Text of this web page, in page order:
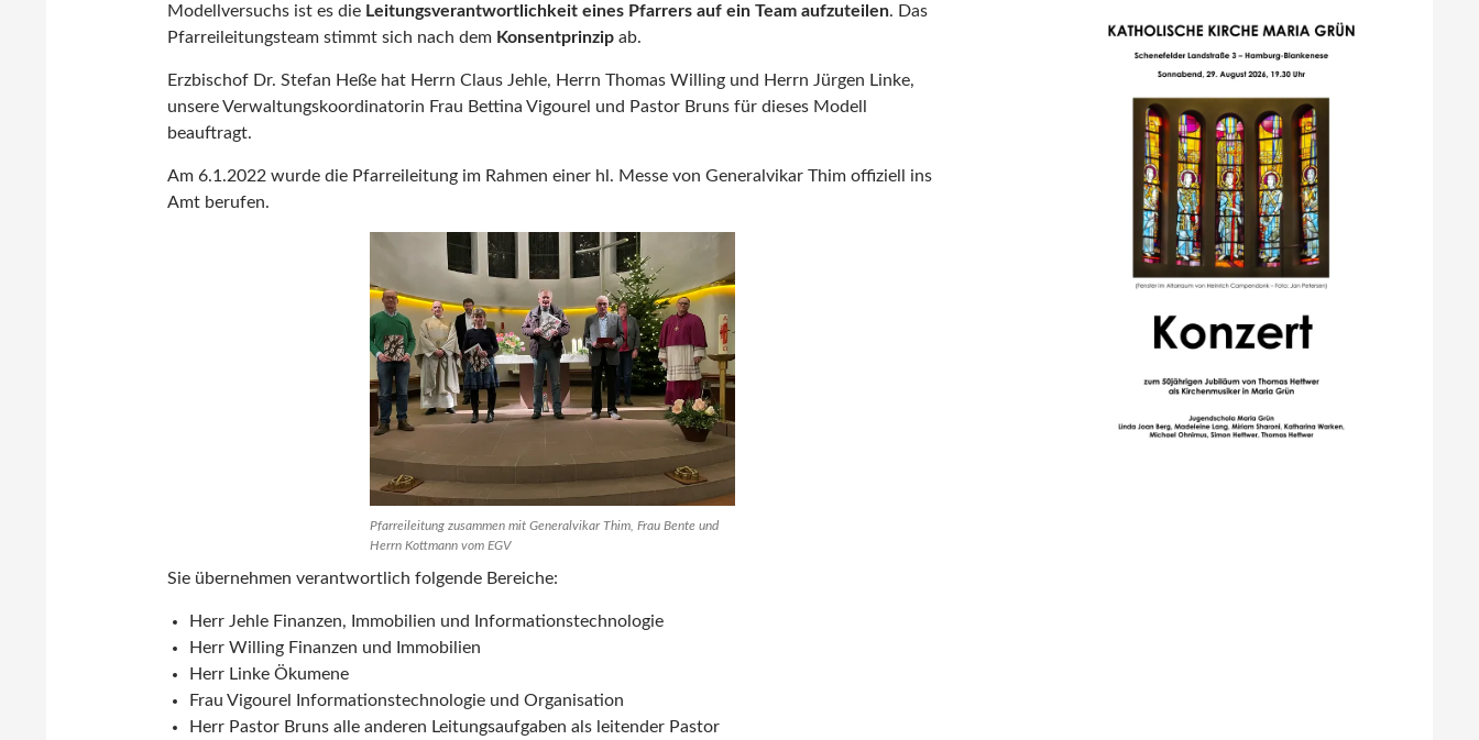
Modellversuchs ist es die Leitungsverantwortlichkeit eines Pfarrers auf ein Team aufzuteilen. Das
Pfarreileitungsteam stimmt sich nach dem Konsentprinzip ab.
Erzbischof Dr. Stefan Heße hat Herrn Claus Jehle, Herrn Thomas Willing und Herrn Jürgen Linke,
unsere Verwaltungskoordinatorin Frau Bettina Vigourel und Pastor Bruns für dieses Modell
beauftragt.
Am 6.1.2022 wurde die Pfarreileitung im Rahmen einer hl. Messe von Generalvikar Thim offiziell ins
Amt berufen.
Pfarreileitung zusammen mit Generalvikar Thim, Frau Bente und
Herrn Kottmann vom EGV
Sie übernehmen verantwortlich folgende Bereiche:
Herr Jehle Finanzen, Immobilien und Informationstechnologie
Herr Willing Finanzen und Immobilien
Herr Linke Ökumene
Frau Vigourel Informationstechnologie und Organisation
Herr Pastor Bruns alle anderen Leitungsaufgaben als leitender Pastor